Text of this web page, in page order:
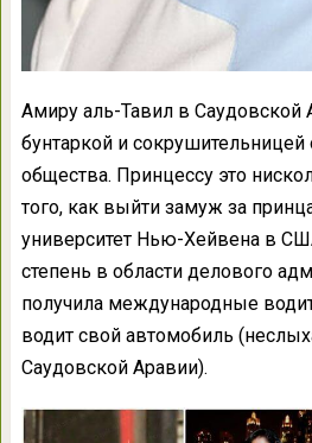
Амиру аль-Тавил в Саудовской
бунтаркой и
общества. Принцессу это
того, как выйти замуж за
университет Нью-Хейвена в
степень в области делового
получила международные
водит свой автомобиль
Саудовской Аравии).